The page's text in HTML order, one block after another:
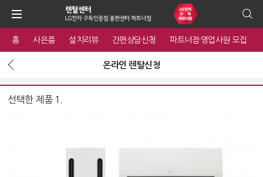
홈 사은품 설치리뷰 간편상담신청 파트너점·영업사원 모집
온라인 렌탈신청
선택한 제품 1.